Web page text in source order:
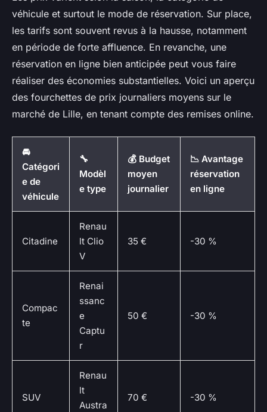
véhicule et surtout le mode de réservation. Sur place,
les tarifs sont souvent revus à la hausse, notamment
en période de forte affluence. En revanche, une
réservation en ligne bien anticipée peut vous faire
réaliser des économies substantielles. Voici un aperçu
des fourchettes de prix journaliers moyens sur le
marché de Lille, en tenant compte des remises online.
🚘
Catégori
e de
véhicule
🔧
Modèl
e type
💰 Budget
moyen
journalier
📉 Avantage
réservation
en ligne
Citadine
Renau
lt Clio
V
35 € -30 %
Compac
te
Renai
ssanc
e
Captu
r
50 € -30 %
SUV
Renau
lt
Austra
70 € -30 %